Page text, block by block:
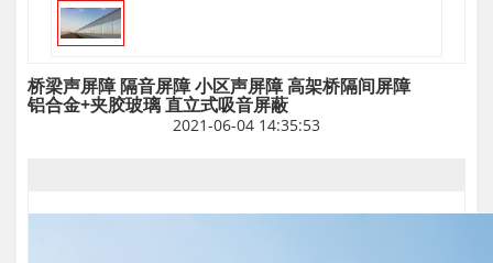
桥梁声屏障 隔音屏障 小区声屏障 高架桥隔间屏障
铝合金+夹胶玻璃 直立式吸音屏蔽
2021-06-04 14:35:53